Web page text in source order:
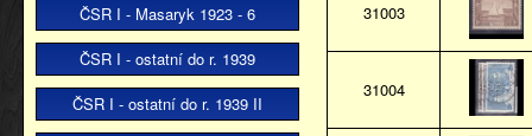
ČSR I - Masaryk 1923 - 6
ČSR I - ostatní do r. 1939
ČSR I - ostatní do r. 1939 II
31003
31004